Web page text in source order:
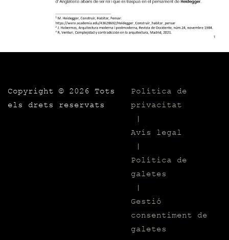
Copyright © 2026 Tots
els drets reservats
Política de
privacitat
|
Avís legal
|
Política de
galetes
|
Gestió
consentiment de
galetes